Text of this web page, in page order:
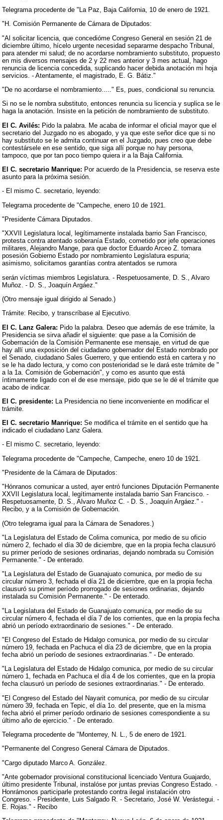
Telegrama procedente de "La Paz, Baja California, 10 de enero de 1921.
"H. Comisión Permanente de Cámara de Diputados:
"Al solicitar licencia, que concedióme Congreso General en sesión 21 de
diciembre último, hícelo urgente necesidad separarme despacho Tribunal,
para atender mi salud; de no acordarse nombramiento substituto, propuesto
en mis diversos mensajes de 2 y 22 mes anterior y 3 mes actual, hago
renuncia de licencia concedida, suplicando hacer debida anotación mi hoja
servicios. - Atentamente, el magistrado, E. G. Bátiz."
"De no acordarse el nombramiento....." Es, pues, condicional su renuncia.
Si no se le nombra substituto, entonces renuncia su licencia y suplica se le
haga la anotación. Insiste en la petición de nombramiento de substituto.
El C. Avilés: Pido la palabra. Me acaba de informar el oficial mayor que el
secretario del Juzgado no es abogado, y ya que este señor dice que si no
hay substituto se le admita continuar en el Juzgado, pues creo que debe
contestársele en ese sentido, que siga allí porque no hay persona,
tampoco, que por tan poco tiempo quiera ir a la Baja California.
El C. secretario Manrique: Por acuerdo de la Presidencia, se reserva este
asunto para la próxima sesión.
- El mismo C. secretario, leyendo:
Telegrama procedente de "Campeche, enero 10 de 1921.
"Presidente Cámara Diputados.
"XXVII Legislatura local, legítimamente instalada barrio San Francisco,
protesta contra atentado soberanía Estado, cometido por jefe operaciones
militares, Alejandro Mange, para que doctor Eduardo Arceo Z. tomara
posesión Gobierno Estado por nombramiento Legislatura espuria;
asimismo, solicitamos garantías contra atentados se rumora
serán víctimas miembros Legislatura. - Respetuosamente, D. S., Alvaro
Muñoz. - D. S., Joaquín Argáez."
(Otro mensaje igual dirigido al Senado.)
Trámite: Recibo, y transcríbase al Ejecutivo.
El C. Lanz Galera: Pido la palabra. Deseo que además de ese trámite, la
Presidencia se sirva añadir el siguiente: que pase a la Comisión de
Gobernación de la Comisión Permanente ese mensaje, en virtud de que
hay allí una exposición del ciudadano gobernador del Estado nombrado por
el Senado, ciudadano Sales Guerrero, y que entiendo está en cartera y no
se le ha dado lectura, y como con posterioridad se le dará este trámite de "
a la 1a. Comisión de Gobernación", y como es asunto que está
íntimamente ligado con el de ese mensaje, pido que se le dé el trámite que
acabo de indicar.
El C. presidente: La Presidencia no tiene inconveniente en modificar el
trámite.
El C. secretario Manrique: Se modifica el trámite en el sentido que ha
indicado el ciudadano Lanz Galera.
- El mismo C. secretario, leyendo:
Telegrama procedente de "Campeche, Campeche, enero 10 de 1921.
"Presidente de la Cámara de Diputados:
"Hónranos comunicar a usted, ayer entró funciones Diputación Permanente
XXVII Legislatura local, legítimamente instalada barrio San Francisco. -
Respetuosamente, D. S., Alvaro Muñoz C. - D. S., Joaquín Argáez." -
Recibo, y a la Comisión de Gobernación.
(Otro telegrama igual para la Cámara de Senadores.)
"La Legislatura del Estado de Colima comunica, por medio de su oficio
número 2, fechado el día 30 de diciembre, que en la propia fecha clausuró
su primer período de sesiones ordinarias, dejando nombrada su Comisión
Permanente." - De enterado.
"La Legislatura del Estado de Guanajuato comunica, por medio de su
circular número 3, fechada el día 21 de diciembre, que en la propia fecha
clausuró su primer período prorrogado de sesiones ordinarias, dejando
instalada su Comisión Permanente." - De enterado.
"La Legislatura del Estado de Guanajuato comunica, por medio de su
circular número 4, fechada el día 7 de los corrientes, que en la propia fecha
abrió un período extraordinario de sesiones." - De enterado.
"El Congreso del Estado de Hidalgo comunica, por medio de su circular
número 19, fechada en Pachuca el día 23 de diciembre, que en la propia
fecha abrió un período de sesiones extraordinarias." - De enterado.
"La Legislatura del Estado de Hidalgo comunica, por medio de su circular
número 1, fechada en Pachuca el día 4 de los corrientes, que en la propia
fecha clausuró un período de sesiones extraordinarias." - De enterado.
"El Congreso del Estado del Nayarit comunica, por medio de su circular
número 39, fechada en Tepic, el día 1o. del presente, que en la misma
fecha abrió el primer período ordinario de sesiones correspondiente a su
último año de ejercicio." - De enterado.
Telegrama procedente de "Monterrey, N. L., 5 de enero de 1921.
"Permanente del Congreso General Cámara de Diputados.
"Cargo diputado Marco A. González.
"Ante gobernador provisional constitucional licenciado Ventura Guajardo,
último presidente Tribunal, instalóse por juntas previas Congreso Estado. -
Honrámonos participarle protestando contra ilegal instalación otro
Congreso. - Presidente, Luis Salgado R. - Secretario, José W. Verástegui. -
E. Rojas." - Recibo